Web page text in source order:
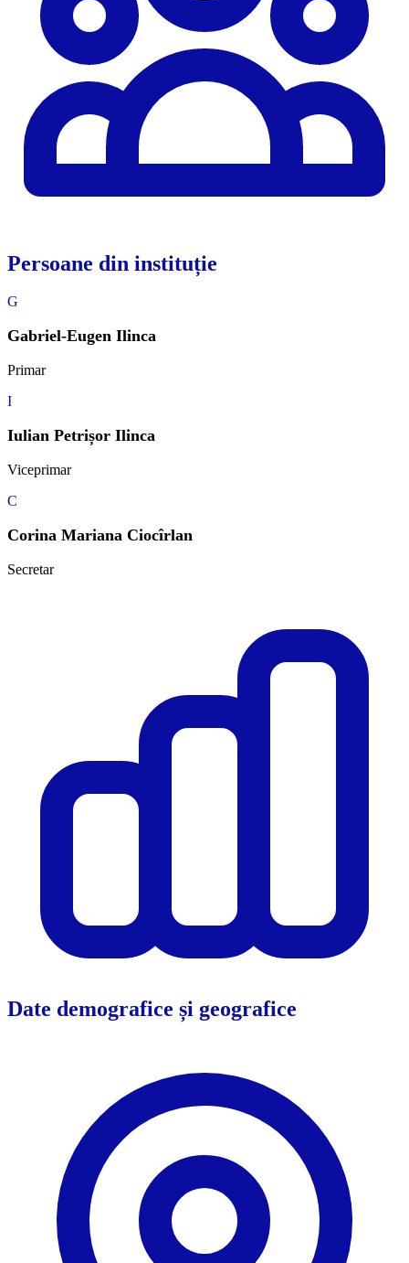
Persoane din instituție
G
Gabriel-Eugen Ilinca
Primar
I
Iulian Petrișor Ilinca
Viceprimar
C
Corina Mariana Ciocîrlan
Secretar
Date demografice și geografice